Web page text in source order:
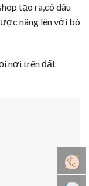
tạo ra,cô dâu
nâng lên với bó
nơi trên đất